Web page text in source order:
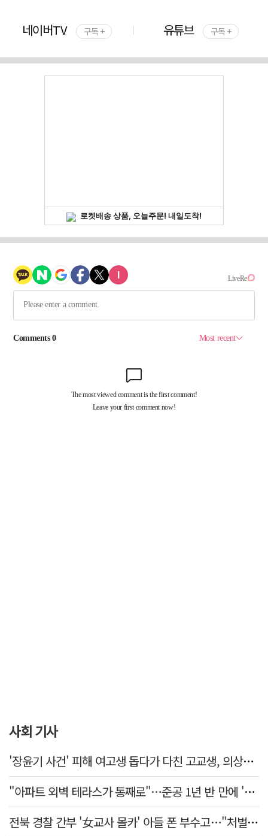
네이버TV 구독 + 유튜브 구독 +
사회 기사
'장윤기 사건' 피해 여고생 돕다가 다친 고교생, 의상자 인정
"아파트 외벽 테라스가 통째로"…준공 1년 반 만에 '아찔 사고'
전북 경찰 간부 '女교사 몰카' 아들 폰 부수고…"처벌 못하는 사안" 내부망에 글